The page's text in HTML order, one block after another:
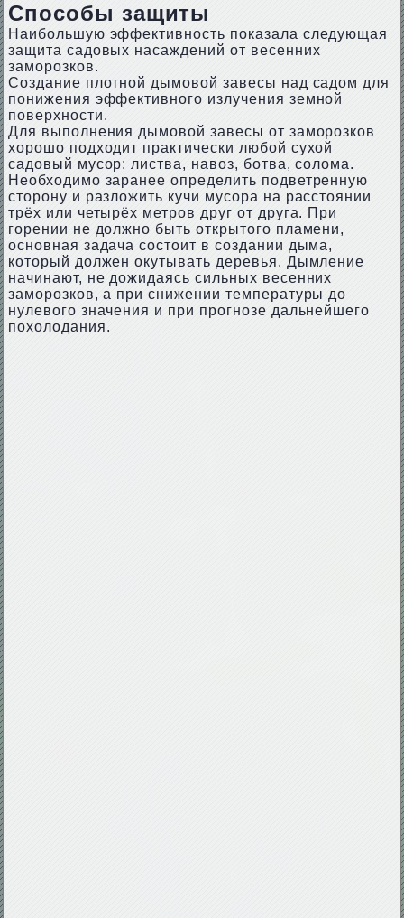
Способы защиты
Наибольшую эффективность показала следующая
защита садовых насаждений от весенних
заморозков.
Создание плотной дымовой завесы над садом для
понижения эффективного излучения земной
поверхности.
Для выполнения дымовой завесы от заморозков
хорошо подходит практически любой сухой
садовый мусор: листва, навоз, ботва, солома.
Необходимо заранее определить подветренную
сторону и разложить кучи мусора на расстоянии
трёх или четырёх метров друг от друга. При
горении не должно быть открытого пламени,
основная задача состоит в создании дыма,
который должен окутывать деревья. Дымление
начинают, не дожидаясь сильных весенних
заморозков, а при снижении температуры до
нулевого значения и при прогнозе дальнейшего
похолодания.